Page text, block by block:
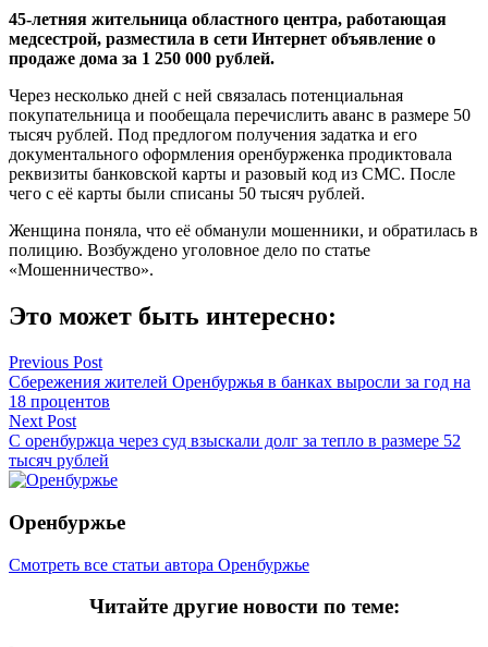
45-летняя жительница областного центра, работающая
медсестрой, разместила в сети Интернет объявление о
продаже дома за 1 250 000 рублей.
Через несколько дней с ней связалась потенциальная
покупательница и пообещала перечислить аванс в размере 50
тысяч рублей. Под предлогом получения задатка и его
документального оформления оренбурженка продиктовала
реквизиты банковской карты и разовый код из СМС. После
чего с её карты были списаны 50 тысяч рублей.
Женщина поняла, что её обманули мошенники, и обратилась в
полицию. Возбуждено уголовное дело по статье
«Мошенничество».
Это может быть интересно:
Навигация
по
записям
Previous Post
Сбережения жителей Оренбуржья в банках выросли за год на
18 процентов
Next Post
С оренбуржца через суд взыскали долг за тепло в размере 52
тысяч рублей
Оренбуржье
Смотреть все статьи автора Оренбуржье
Читайте другие новости по теме: